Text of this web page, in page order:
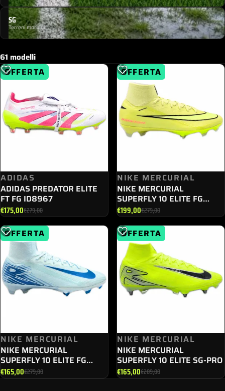
SG
Terreni morbidi
61 modelli
OFFERTA
ADIDAS
ADIDAS PREDATOR ELITE
FT FG ID8967
€279,00
Il
prezzo
originale
era:
€279,00.
€175,00Il
prezzo
attuale
€175,00.
OFFERTA
NIKE MERCURIAL
NIKE MERCURIAL
SUPERFLY 10 ELITE FG
FQ1454 - 302
€279,00
Il
prezzo
originale
€279,00.
€199,00Il
prezzo
attuale
€199,00.
OFFERTA
NIKE MERCURIAL
NIKE MERCURIAL
SUPERFLY 10 ELITE FG
FQ1454 - 400
€279,00
Il
€165,00Il
OFFERTA
NIKE MERCURIAL
NIKE MERCURIAL
SUPERFLY 10 ELITE SG-PRO
€289,00
Il
€165,00Il